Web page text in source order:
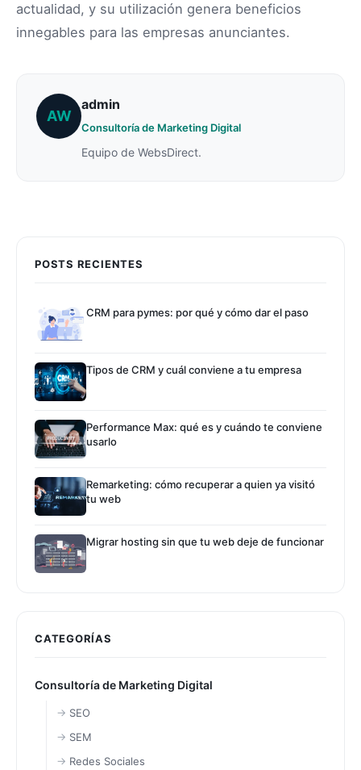
POSTS RECIENTES
CRM para pymes: por qué y cómo dar el paso
Tipos de CRM y cuál conviene a tu empresa
Performance Max: qué es y cuándo te conviene
usarlo
Remarketing: cómo recuperar a quien ya visitó
tu web
Migrar hosting sin que tu web deje de funcionar
CATEGORÍAS
Consultoría de Marketing Digital
SEO
SEM
Redes Sociales
actualidad, y su utilización genera beneficios
innegables para las empresas anunciantes.
AW
admin
Consultoría de Marketing Digital
Equipo de WebsDirect.